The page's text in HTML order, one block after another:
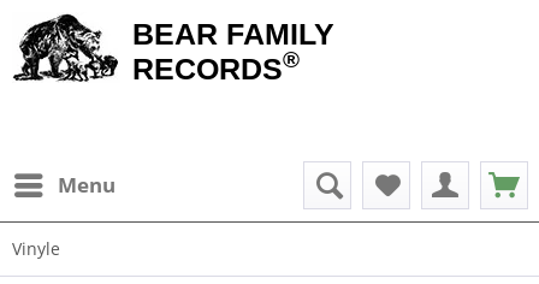
BEAR FAMILY
RECORDS®
Menu
Vinyle